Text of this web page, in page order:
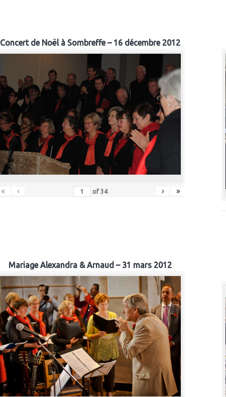
Concert de Noël à Sombreffe – 16 décembre 2012
« ‹ of 34 › »
Mariage Alexandra & Arnaud – 31 mars 2012